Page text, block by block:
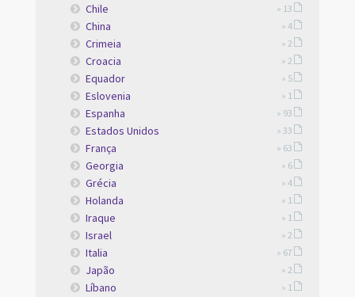
Chile » 13
China » 4
Crimeia » 2
Croacia » 2
Equador » 5
Eslovenia » 1
Espanha » 93
Estados Unidos » 33
França » 63
Georgia » 6
Grécia » 4
Holanda » 1
Iraque » 1
Israel » 2
Italia » 67
Japão » 2
Líbano » 1